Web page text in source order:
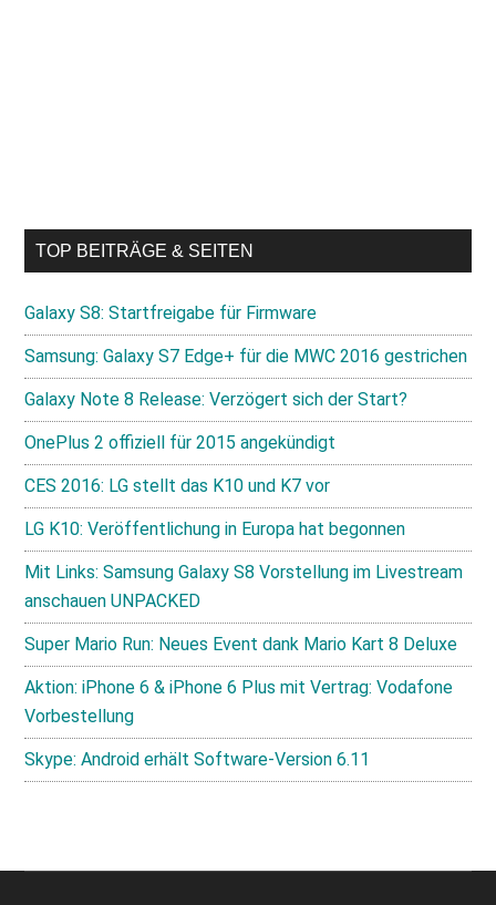
TOP BEITRÄGE & SEITEN
Galaxy S8: Startfreigabe für Firmware
Samsung: Galaxy S7 Edge+ für die MWC 2016 gestrichen
Galaxy Note 8 Release: Verzögert sich der Start?
OnePlus 2 offiziell für 2015 angekündigt
CES 2016: LG stellt das K10 und K7 vor
LG K10: Veröffentlichung in Europa hat begonnen
Mit Links: Samsung Galaxy S8 Vorstellung im Livestream
anschauen UNPACKED
Super Mario Run: Neues Event dank Mario Kart 8 Deluxe
Aktion: iPhone 6 & iPhone 6 Plus mit Vertrag: Vodafone
Vorbestellung
Skype: Android erhält Software-Version 6.11